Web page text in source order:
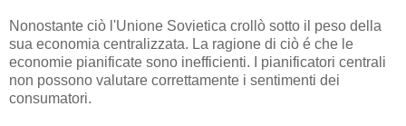
Nonostante ciò l'Unione Sovietica crollò sotto il peso della
sua economia centralizzata. La ragione di ciò é che le
economie pianificate sono inefficienti. I pianificatori centrali
non possono valutare correttamente i sentimenti dei
consumatori.